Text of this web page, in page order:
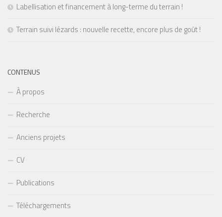
Labellisation et financement à long-terme du terrain !
Terrain suivi lézards : nouvelle recette, encore plus de goût !
CONTENUS
À propos
Recherche
Anciens projets
CV
Publications
Téléchargements